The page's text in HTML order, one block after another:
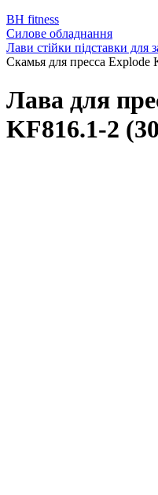
BH fitness
Силове обладнання
Лави стійки підставки для
Скамья для пресса Explode
Лава для
KF816.1-2